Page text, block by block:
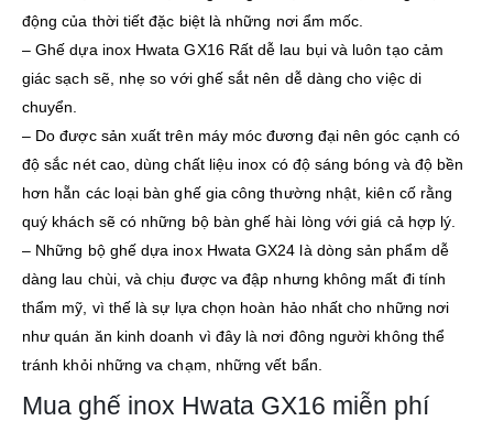
động của thời tiết đặc biệt là những nơi ẩm mốc.
– Ghế dựa inox Hwata GX16 Rất dễ lau bụi và luôn tạo cảm
giác sạch sẽ, nhẹ so với ghế sắt nên dễ dàng cho việc di
chuyển.
– Do được sản xuất trên máy móc đương đại nên góc cạnh có
độ sắc nét cao, dùng chất liệu inox có độ sáng bóng và độ bền
hơn hẵn các loại bàn ghế gia công thường nhật, kiên cố rằng
quý khách sẽ có những bộ bàn ghế hài lòng với giá cả hợp lý.
– Những bộ ghế dựa inox Hwata GX24 là dòng sản phẩm dễ
dàng lau chùi, và chịu được va đập nhưng không mất đi tính
thẩm mỹ, vì thế là sự lựa chọn hoàn hảo nhất cho những nơi
như quán ăn kinh doanh vì đây là nơi đông người không thể
tránh khỏi những va chạm, những vết bẩn.
Mua ghế inox Hwata GX16 miễn phí